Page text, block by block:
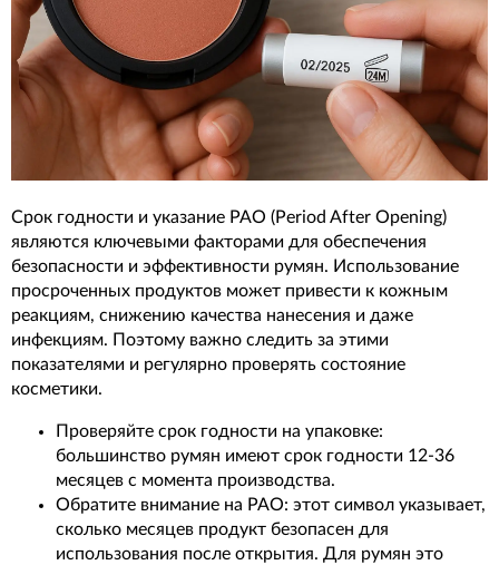
Срок годности и указание PAO (Period After Opening)
являются ключевыми факторами для обеспечения
безопасности и эффективности румян. Использование
просроченных продуктов может привести к кожным
реакциям, снижению качества нанесения и даже
инфекциям. Поэтому важно следить за этими
показателями и регулярно проверять состояние
косметики.
Проверяйте срок годности на упаковке:
большинство румян имеют срок годности 12-36
месяцев с момента производства.
Обратите внимание на PAO: этот символ указывает,
сколько месяцев продукт безопасен для
использования после открытия. Для румян это